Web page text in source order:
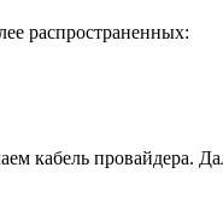
распространенных:
кабель провайдера.